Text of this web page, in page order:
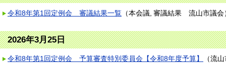
令和8年第1回定例会 審議結果一覧 （本会議 審議結果 流山市議会
2026年3月25日
令和8年第1回定例会 予算審査特別委員会【令和8年度予算】 （流山